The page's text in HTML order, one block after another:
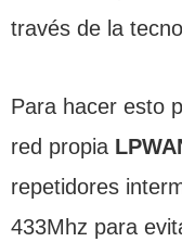
través de la
Para hacer esto
red propia
repetidores
433Mhz para